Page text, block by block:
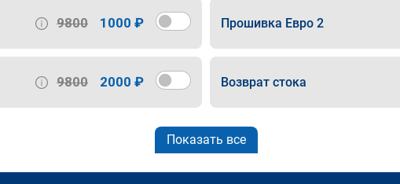
9800 1000 ₽ Прошивка Евро 2
9800 2000 ₽ Возврат стока
Показать все